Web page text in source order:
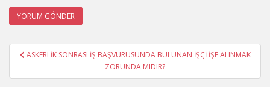
YazıASKERLİK SONRASI İŞ BAŞVURUSUNDA BULUNAN İŞÇİ İŞE ALINMAK
ZORUNDA MIDIR?